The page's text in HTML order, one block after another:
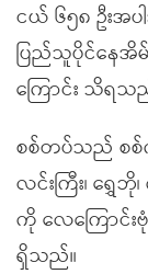
ငယ် ၆၅၈ ဦးအပ
ပြည်သူပိုင်နေအိမ်
ကြောင်း သိရသ
စစ်တပ်သည် စစ်
လင်းကြီး၊ ရွှေ
ကို လေကြောင်း
ရှိသည်။